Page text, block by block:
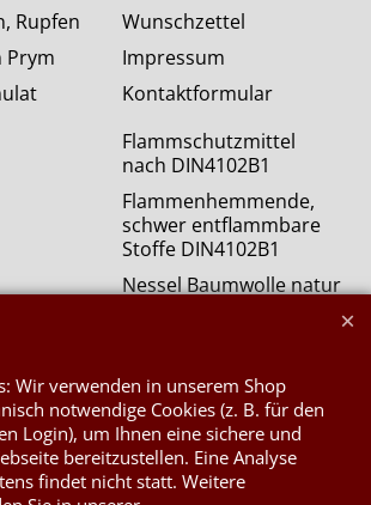
Wunschzettel
Impressum
Kontaktformular
Rupfen
Prym
Flammschutzmittel
nach DIN4102B1
Flammenhemmende,
schwer entflammbare
Stoffe DIN4102B1
Nessel Baumwolle natur
Wir verwenden in unserem Shop
notwendige Cookies (z. B. für den
Login), um Ihnen eine sichere und
bereitzustellen. Eine Analyse
findet nicht statt. Weitere